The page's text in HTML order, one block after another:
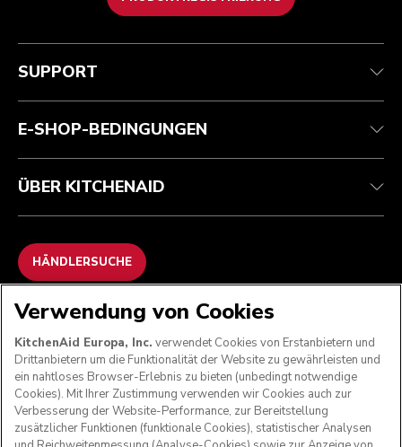
Health Check
Verfolgen Sie Ihre Bestellung
Garantie und Dokumente
Häufig gestellte fragen
Teilnahmebedingungen
Rückgaben und Erstattungen
Impressum
ODR
Die Marke
Händlersuche
SUPPORT
E-SHOP-BEDINGUNGEN
ÜBER KITCHENAID
HÄNDLERSUCHE
WIR AKZEPTIEREN
FOLGEN SIE UNS
Verwendung von Cookies
KitchenAid Europa, Inc. verwendet Cookies von Erstanbietern und
Drittanbietern um die Funktionalität der Website zu gewährleisten und
ein nahtloses Browser-Erlebnis zu bieten (unbedingt notwendige
Cookies). Mit Ihrer Zustimmung verwenden wir Cookies auch zur
Verbesserung der Website-Performance, zur Bereitstellung
zusätzlicher Funktionen (funktionale Cookies), statistischer Analysen